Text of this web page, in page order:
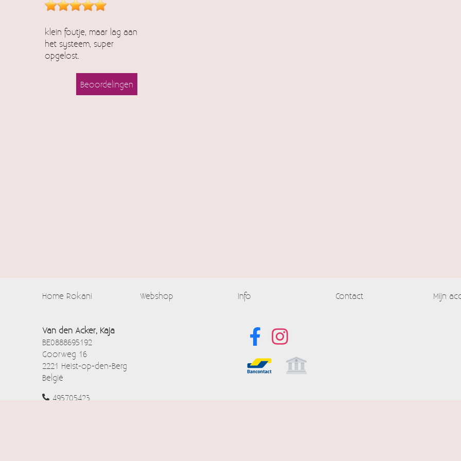
klein foutje, maar lag aan
het systeem, super
opgelost.
Beoordelingen
Home Rokani Webshop Info Contact Mijn
Van den Acker, Kaja
BE0888695192
Goorweg 16
2221 Heist-op-den-Berg
België
495705423